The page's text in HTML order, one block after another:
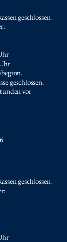
geschlossen.
geschlossen.
vor
geschlossen.